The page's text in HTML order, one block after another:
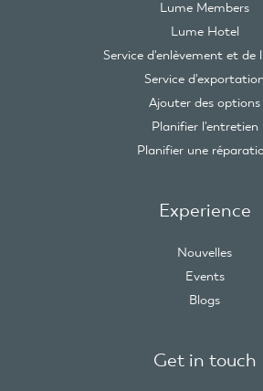
Lume Members
Lume Hotel
Service d'enlèvement et de
Service d'exportation
Ajouter des options
Planifier l'entretien
Planifier une
Experience
Nouvelles
Events
Blogs
Get in touch